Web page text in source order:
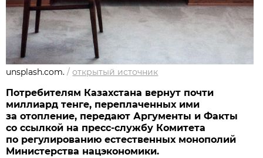
unsplash.com. /открытый источник
Потребителям Казахстана вернут почти
миллиард тенге, переплаченных ими
за отопление, передают Аргументы и Факты
со ссылкой на пресс-службу Комитета
по регулированию естественных монополий
Министерства нацэкономики.